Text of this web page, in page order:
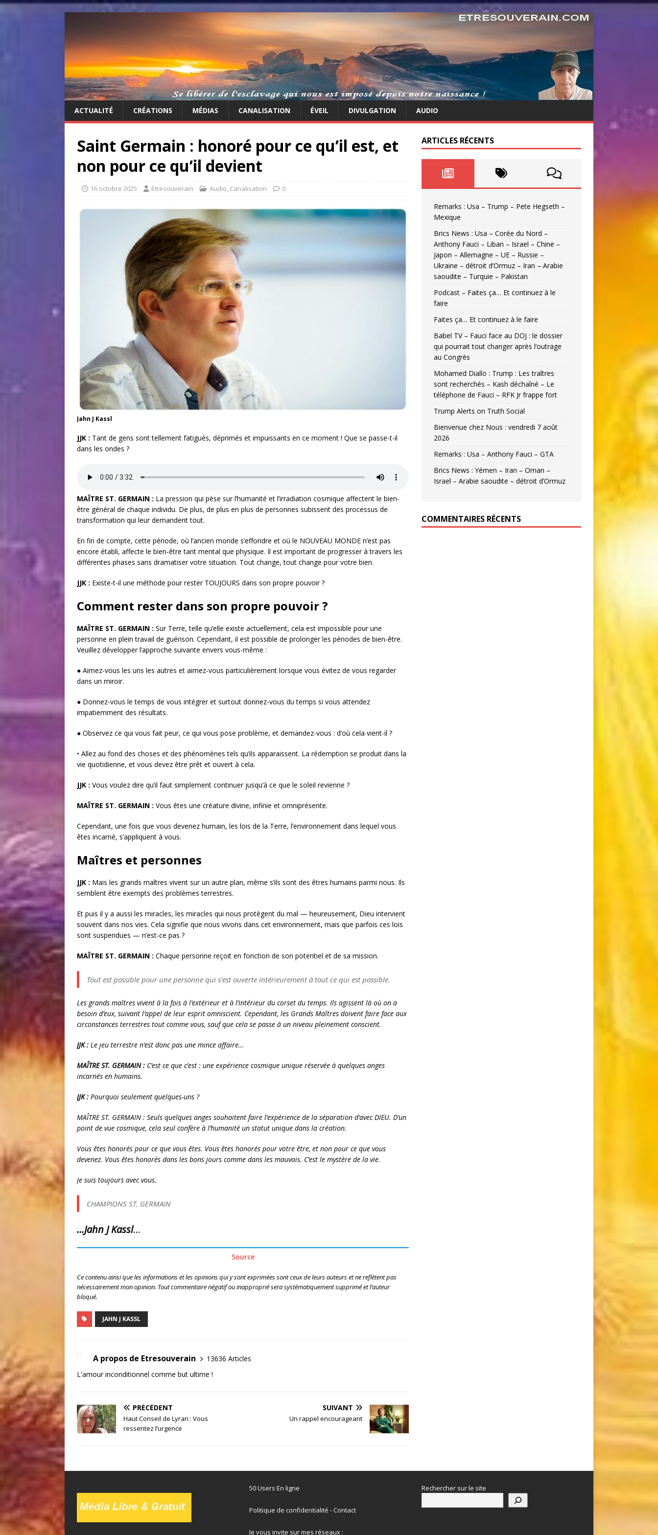
ACTUALITÉ CRÉATIONS MÉDIAS CANALISATION ÉVEIL DIVULGATION AUDIO
Saint Germain : honoré pour ce qu’il est, et
non pour ce qu’il devient
16 octobre 2025 Etresouverain Audio, Canalisation 0
Jahn J Kassl
JJK : Tant de gens sont tellement fatigués, déprimés et impuissants en ce moment ! Que se passe-t-il
dans les ondes ?
MAÎTRE ST. GERMAIN : La pression qui pèse sur l’humanité et l’irradiation cosmique affectent le bien-
être général de chaque individu. De plus, de plus en plus de personnes subissent des processus de
transformation qui leur demandent tout.
En fin de compte, cette période, où l’ancien monde s’effondre et où le NOUVEAU MONDE n’est pas
encore établi, affecte le bien-être tant mental que physique. Il est important de progresser à travers les
différentes phases sans dramatiser votre situation. Tout change, tout change pour votre bien.
JJK : Existe-t-il une méthode pour rester TOUJOURS dans son propre pouvoir ?
Comment rester dans son propre pouvoir ?
MAÎTRE ST. GERMAIN : Sur Terre, telle qu’elle existe actuellement, cela est impossible pour une
personne en plein travail de guérison. Cependant, il est possible de prolonger les périodes de bien-être.
Veuillez développer l’approche suivante envers vous-même :
● Aimez-vous les uns les autres et aimez-vous particulièrement lorsque vous évitez de vous regarder
dans un miroir.
● Donnez-vous le temps de vous intégrer et surtout donnez-vous du temps si vous attendez
impatiemment des résultats.
● Observez ce qui vous fait peur, ce qui vous pose problème, et demandez-vous : d’où cela vient-il ?
• Allez au fond des choses et des phénomènes tels qu’ils apparaissent. La rédemption se produit dans la
vie quotidienne, et vous devez être prêt et ouvert à cela.
JJK : Vous voulez dire qu’il faut simplement continuer jusqu’à ce que le soleil revienne ?
MAÎTRE ST. GERMAIN : Vous êtes une créature divine, infinie et omniprésente.
Cependant, une fois que vous devenez humain, les lois de la Terre, l’environnement dans lequel vous
êtes incarné, s’appliquent à vous.
Maîtres et personnes
JJK : Mais les grands maîtres vivent sur un autre plan, même s’ils sont des êtres humains parmi nous. Ils
semblent être exempts des problèmes terrestres.
Et puis il y a aussi les miracles, les miracles qui nous protègent du mal — heureusement, Dieu intervient
souvent dans nos vies. Cela signifie que nous vivons dans cet environnement, mais que parfois ces lois
sont suspendues — n’est-ce pas ?
MAÎTRE ST. GERMAIN : Chaque personne reçoit en fonction de son potentiel et de sa mission.
Tout est possible pour une personne qui s’est ouverte intérieurement à tout ce qui est possible.
Les grands maîtres vivent à la fois à l’extérieur et à l’intérieur du corset du temps. Ils agissent là où on a
besoin d’eux, suivant l’appel de leur esprit omniscient. Cependant, les Grands Maîtres doivent faire face aux
circonstances terrestres tout comme vous, sauf que cela se passe à un niveau pleinement conscient.
JJK : Le jeu terrestre n’est donc pas une mince affaire…
MAÎTRE ST. GERMAIN : C’est ce que c’est : une expérience cosmique unique réservée à quelques anges
incarnés en humains.
JJK : Pourquoi seulement quelques-uns ?
MAÎTRE ST. GERMAIN : Seuls quelques anges souhaitent faire l’expérience de la séparation d’avec DIEU. D’un
point de vue cosmique, cela seul confère à l’humanité un statut unique dans la création.
Vous êtes honorés pour ce que vous êtes. Vous êtes honorés pour votre être, et non pour ce que vous
devenez. Vous êtes honorés dans les bons jours comme dans les mauvais. C’est le mystère de la vie.
Je suis toujours avec vous.
CHAMPIONS ST. GERMAIN
…Jahn J Kassl…
Source
Ce contenu ainsi que les informations et les opinions qui y sont exprimées sont ceux de leurs auteurs et ne reflètent pas
nécessairement mon opinion. Tout commentaire négatif ou inapproprié sera systématiquement supprimé et l’auteur
bloqué.
JAHN J KASSL
A propos de Etresouverain
13636 Articles
L'amour inconditionnel comme but ultime !
PRÉCÉDENT
Haut Conseil de Lyran : Vous
ressentez l’urgence
SUIVANT
Un rappel encourageant
ARTICLES RÉCENTS
Remarks : Usa – Trump – Pete Hegseth –
Mexique
Brics News : Usa – Corée du Nord –
Anthony Fauci – Liban – Israel – Chine –
Japon – Allemagne – UE – Russie –
Ukraine – détroit d’Ormuz – Iran – Arabie
saoudite – Turquie – Pakistan
Podcast – Faites ça… Et continuez à le
faire
Faites ça… Et continuez à le faire
Babel TV – Fauci face au DOJ : le dossier
qui pourrait tout changer après l’outrage
au Congrès
Mohamed Diallo : Trump : Les traîtres
sont recherchés – Kash déchaîné – Le
téléphone de Fauci – RFK Jr frappe fort
Trump Alerts on Truth Social
Bienvenue chez Nous : vendredi 7 août
2026
Remarks : Usa – Anthony Fauci – GTA
Brics News : Yémen – Iran – Oman –
Israel – Arabie saoudite – détroit d’Ormuz
COMMENTAIRES RÉCENTS
50 Users En ligne
Politique de confidentialité -Contact
Je vous invite sur mes réseaux :
Rechercher sur le site